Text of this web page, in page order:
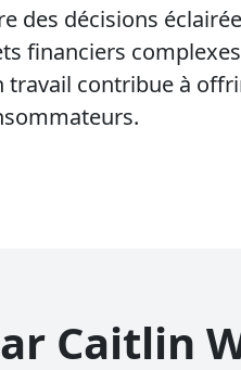
mort ?
Signification d'une libération de
faillite
Annuler une carte nuit-elle à
côté ?
Durée de la dette dans un
Combien puis-je payer pour une
voiture?
Vérifier l'historique d'une
des décisions
financiers
travail contribue à
Caitlin